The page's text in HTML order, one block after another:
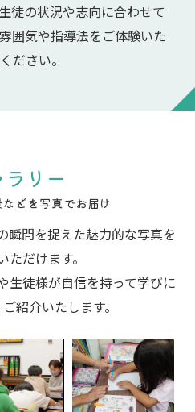
徒の状況や志向に合わせて
囲気や指導法をご体験いた
ださい。
どを写真でお届け
ラリー
瞬間を捉えた魅力的な写真を
ただけます。
生徒様が自信を持って学びに
紹介いたします。